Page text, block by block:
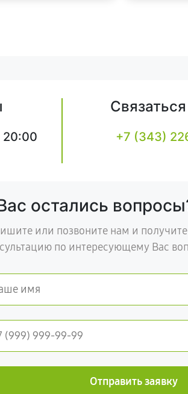
20:00 +7 (343)
остались
или позвоните нам и
по интересующему Вас
Отправить заявку